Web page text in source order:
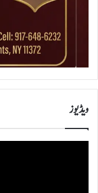
ویڈیوز